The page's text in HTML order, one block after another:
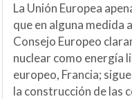
La Unión Europea
que en alguna medida
Consejo Europeo
nuclear como energía
europeo, Francia;
la construcción de las